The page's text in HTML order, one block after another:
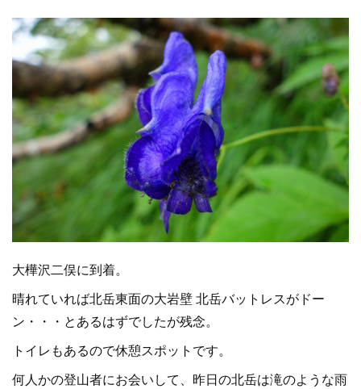
大樺沢二俣に到着。
晴れていれば北岳東面の大岩壁 北岳バットレスがドー
ン・・・とあるはずでしたが残念。
トイレもあるので休憩スポットです。
何人かの登山者にお会いして、昨日の北岳は滝のような雨